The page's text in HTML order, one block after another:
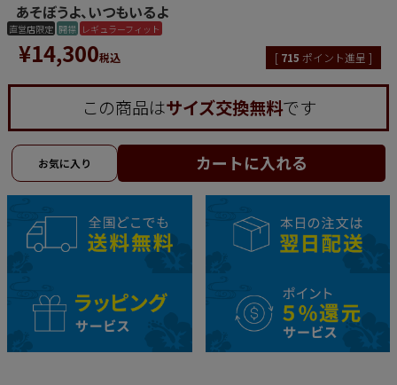
あそぼうよ、いつもいるよ
直営店限定 開襟 レギュラーフィット
¥14,300税込 [ 715 ポイント進呈 ]
この商品はサイズ交換無料です
カートに入れる